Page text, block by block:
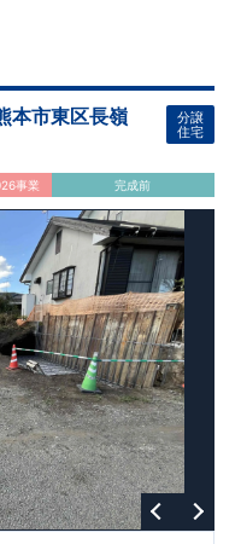
本市東区長嶺
分譲
住宅
事業 完成前